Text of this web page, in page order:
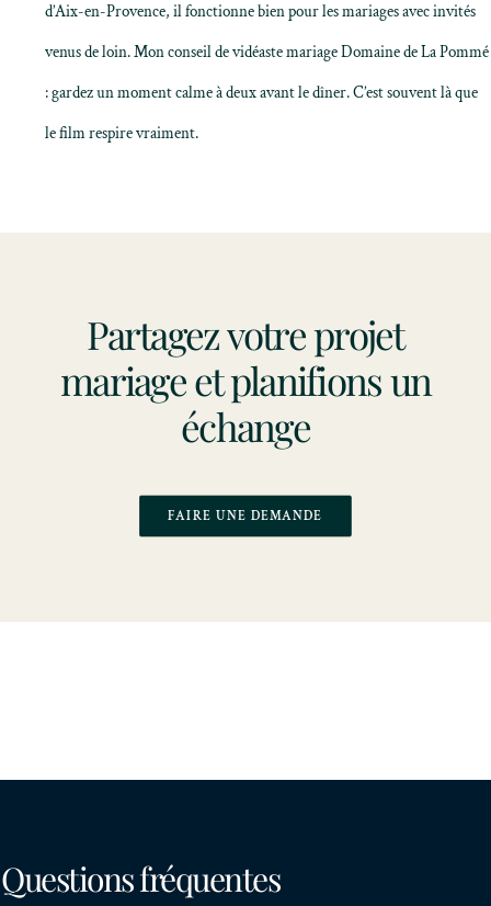
d’Aix-en-Provence, il fonctionne bien pour les mariages avec invités
venus de loin. Mon conseil de vidéaste mariage Domaine de La Pommé
: gardez un moment calme à deux avant le dîner. C’est souvent là que
le film respire vraiment.
Partagez votre projet
mariage et planifions un
échange
FAIRE UNE DEMANDE
Questions fréquentes